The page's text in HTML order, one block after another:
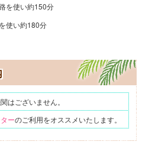
を使い約150分
使い約180分
はございません。
ーのご利用をオススメいたします。